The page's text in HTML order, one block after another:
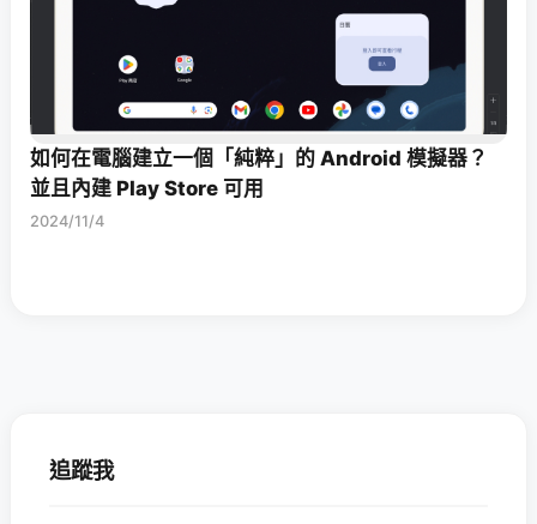
如何在電腦建立一個「純粹」的 Android 模擬器？
並且內建 Play Store 可用
2024/11/4
追蹤我